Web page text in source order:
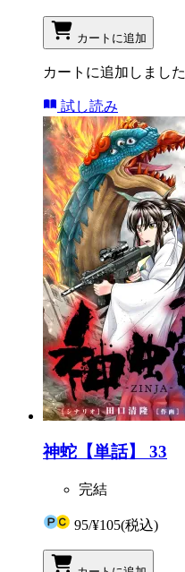
カートに追加
カートに追加しました
試し読み
神蛇【単話】 33
完結
95/¥105(税込)